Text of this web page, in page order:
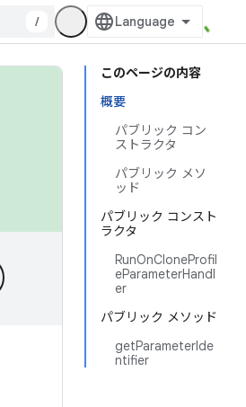
/
このページの内容
概要
パブリック コン
ストラクタ
パブリック メソ
ッド
パブリック コンスト
ラクタ
RunOnCloneProfil
eParameterHandl
er
パブリック メソッド
getParameterIde
ntifier